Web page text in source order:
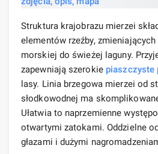
Struktura krajobrazu mierzei
elementów rzeźby,
morskiej do świeżej laguny.
zapewniają szerokie piaszczyste
lasy. Linia brzegowa mierzei od
słodkowodnej ma
Ułatwia to naprzemienne
otwartymi zatokami. Oddzielne
głazami i dużymi